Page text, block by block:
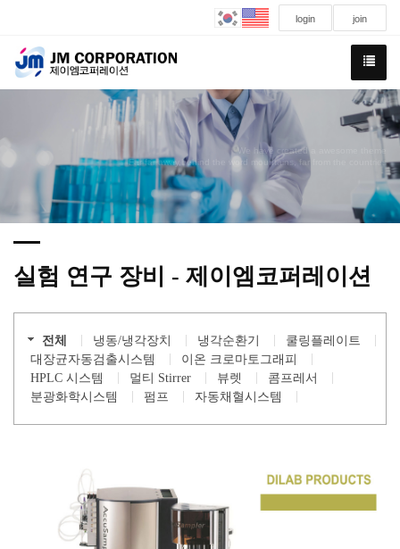
login join
We have created a awesome theme
Far far away,behind the word mountains, far from the countries
실험 연구 장비 - 제이엠코퍼레이션
전체 냉동/냉각장치 냉각순환기
쿨링플레이트
대장균자동검출시스템
이온 크로마토그래피
HPLC 시스템
멀티 Stirrer 뷰렛
콤프레서
분광화학시스템
펌프 자동채혈시스템